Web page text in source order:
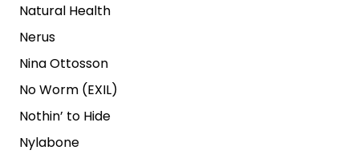
Natural Health
Nerus
Nina Ottosson
No Worm (EXIL)
Nothin’ to Hide
Nylabone